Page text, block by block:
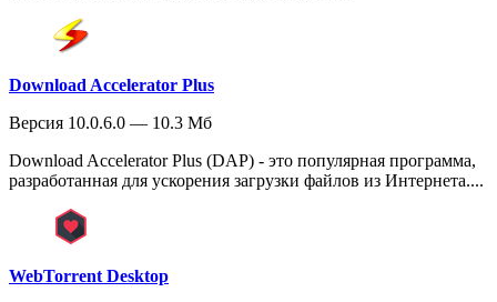
Download Accelerator Plus
Версия 10.0.6.0 — 10.3 Мб
Download Accelerator Plus (DAP) - это популярная программа,
разработанная для ускорения загрузки файлов из Интернета....
WebTorrent Desktop